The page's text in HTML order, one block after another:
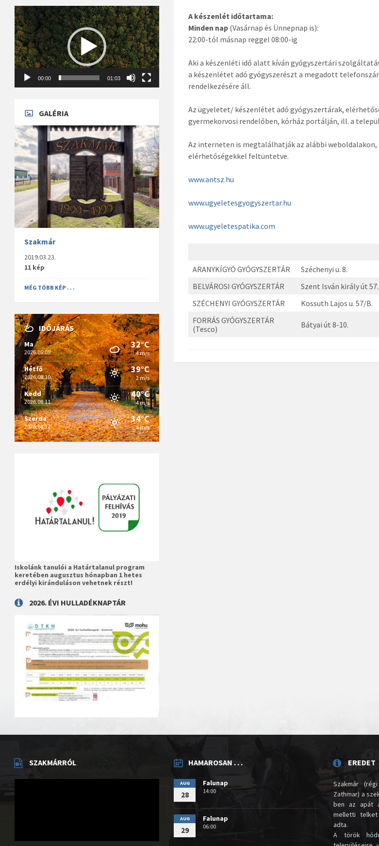
A készenlét időtartama:
Minden nap (Vasárnap és Ünnepnap is):
22:00-tól másnap reggel 08:00-ig
Aki a készenléti idő alatt kíván gyógyszertári
a készenlétet adó gyógyszerészt a megadott
rendelkezésére áll.
Az ügyeletet/ készenlétet adó gyógyszertárak,
gyermekorvosi rendelőben, kórház portálján, ill. a
Az interneten is megtalálhatják az alábbi
elérhetőségekkel feltüntetve.
www.antsz.hu
www.ugyeletesgyogyszertar.hu
www.ugyeletespatika.com
ARANYKÍGYÓ GYÓGYSZERTÁR
Széchenyi u. 8.
BELVÁROSI GYÓGYSZERTÁR
Szent Isván király út 57.
SZÉCHENYI GYÓGYSZERTÁR
Kossuth Lajos u. 57/B.
FORRÁS GYÓGYSZERTÁR
(Tesco)
Bátyai út 8-10.
Videólejátszó
00:00 01:03
GALÉRIA
Szakmár
2019.03.23.
11 kép
MÉG TÖBB KÉP . . .
IDŐJÁRÁS
Ma
2026.08.09.
32°C
4 m/s
Hétfő
2026.08.10.
39°C
2 m/s
Kedd
2026.08.11.
40°C
4 m/s
Szerda
2026.08.12.
34°C
4 m/s
Iskolánk tanulói a Határtalanul program
keretében augusztus hónapban 1 hetes
erdélyi kiránduláson vehetnek részt!
2026. ÉVI HULLADÉKNAPTÁR
SZAKMÁRRÓL HAMAROSAN . . .
AUG
28
Falunap
14:00
AUG
29
Falunap
06:00
EREDET
Szakmár
Zathmar) a
ben az apát
melletti telket
adta.
A török